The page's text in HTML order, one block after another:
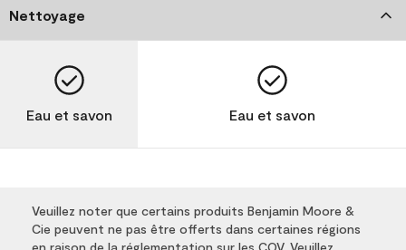
Nettoyage
Eau et savon Eau et savon
Veuillez noter que certains produits Benjamin Moore &
Cie peuvent ne pas être offerts dans certaines régions
en raison de la réglementation sur les COV. Veuillez